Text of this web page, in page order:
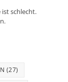
schlecht.
(27)